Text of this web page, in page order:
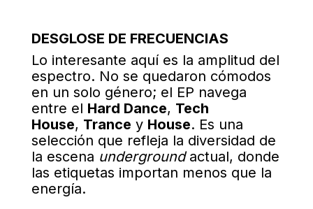
DESGLOSE DE FRECUENCIAS
Lo interesante aquí es la amplitud del
espectro. No se quedaron cómodos
en un solo género; el EP navega
entre el Hard Dance, Tech
House, Trance y House. Es una
selección que refleja la diversidad de
la escena undergroundactual, donde
las etiquetas importan menos que la
energía.